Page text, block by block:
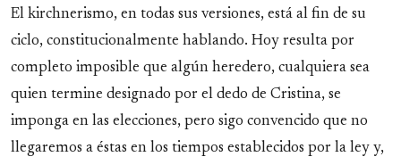
El kirchnerismo, en todas sus versiones, está al fin de su
ciclo, constitucionalmente hablando. Hoy resulta por
completo imposible que algún heredero, cualquiera sea
quien termine designado por el dedo de Cristina, se
imponga en las elecciones, pero sigo convencido que no
llegaremos a éstas en los tiempos establecidos por la ley y,